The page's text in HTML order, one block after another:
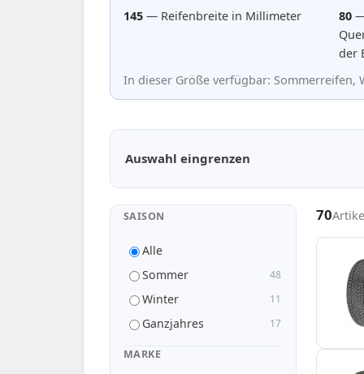
145 — Reifenbreite in Millimeter 80—
der
In dieser Größe verfügbar: Sommerreifen,
Auswahl eingrenzen
SAISON
Alle
Sommer
48
Winter 11
Ganzjahres 17
MARKE
Passende Reifen in 145/80 R13
70